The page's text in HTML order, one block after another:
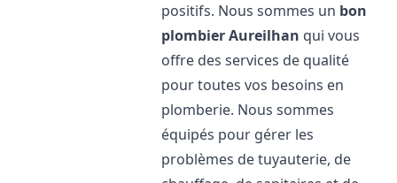
positifs. Nous sommes un bon
plombierAureilhan qui vous
offre des services de qualité
pour toutes vos besoins en
plomberie. Nous sommes
équipés pour gérer les
problèmes de tuyauterie, de